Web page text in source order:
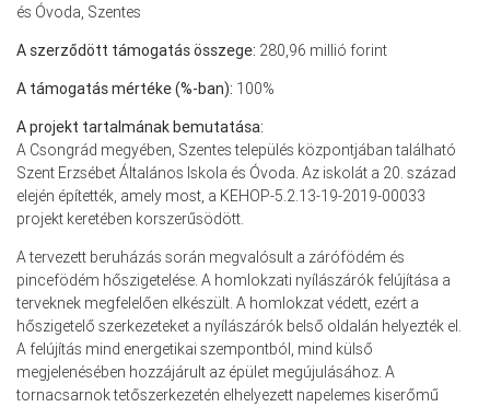
és Óvoda, Szentes
A szerződött támogatás összege: 280,96 millió forint
A támogatás mértéke (%-ban): 100%
A projekt tartalmának bemutatása:
A Csongrád megyében, Szentes település központjában található
Szent Erzsébet Általános Iskola és Óvoda. Az iskolát a 20. század
elején építették, amely most, a KEHOP-5.2.13-19-2019-00033
projekt keretében korszerűsödött.
A tervezett beruházás során megvalósult a zárófödém és
pincefödém hőszigetelése. A homlokzati nyílászárók felújítása a
terveknek megfelelően elkészült. A homlokzat védett, ezért a
hőszigetelő szerkezeteket a nyílászárók belső oldalán helyezték el.
A felújítás mind energetikai szempontból, mind külső
megjelenésében hozzájárult az épület megújulásához. A
tornacsarnok tetőszerkezetén elhelyezett napelemes kiserőmű